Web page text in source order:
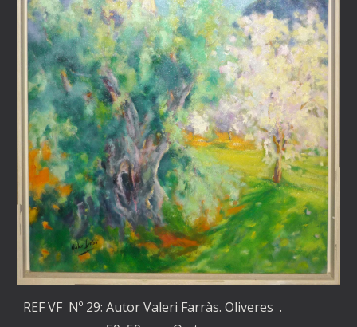
REF VF Nº 29: Autor Valeri Farràs.Oliveres .